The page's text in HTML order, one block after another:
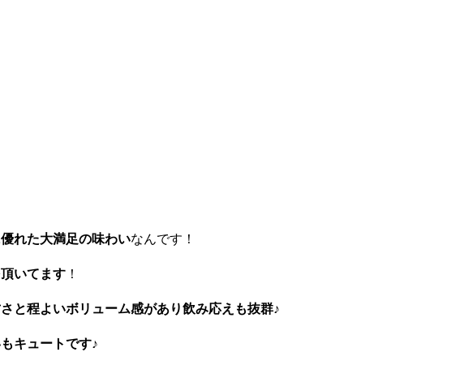
れた大満足の味わいなんです！
いてます ！
と程よいボリューム感があり飲み応えも抜群♪
キュートです♪